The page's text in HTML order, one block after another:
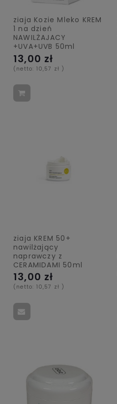
ziaja Kozie Mleko KREM
1 na dzień
NAWILŻAJACY
+UVA+UVB 50ml
13,00 zł
(netto: 10,57 zł )
ziaja KREM 50+
nawilżający
naprawczy z
CERAMIDAMI 50ml
13,00 zł
(netto: 10,57 zł )